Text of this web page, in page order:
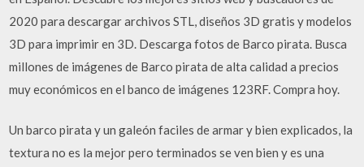
2020 para descargar archivos STL, diseños 3D gratis y modelos
3D para imprimir en 3D. Descarga fotos de Barco pirata. Busca
millones de imágenes de Barco pirata de alta calidad a precios
muy económicos en el banco de imágenes 123RF. Compra hoy.
Un barco pirata y un galeón faciles de armar y bien explicados, la
textura no es la mejor pero terminados se ven bien y es una